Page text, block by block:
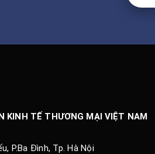
KINH TẾ THƯƠNG MẠI VIỆT NAM
P.Ba Đình, Tp. Hà Nội